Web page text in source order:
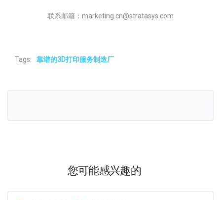
联系邮箱：marketing.cn@stratasys.com
Tags: 靠谱的3D打印服务制造厂
您可能感兴趣的